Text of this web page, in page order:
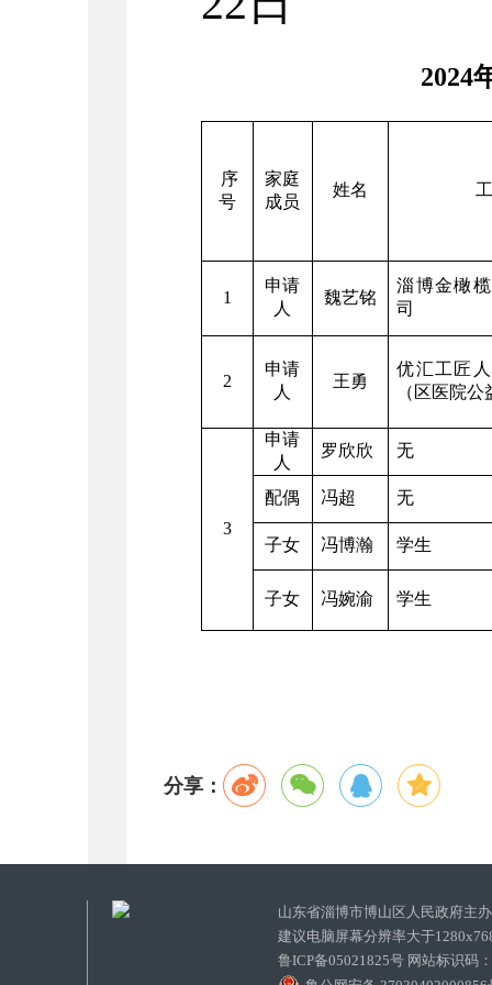
2024
序
号
家庭
成员
姓名
1
申请
人
魏艺铭
淄博金橄
司
2
申请
人
王勇
优汇工匠
（区医院公
3
申请
人
罗欣欣 无
配偶 冯超 无
子女 冯博瀚 学生
子女 冯婉渝 学生
分享：
山东省淄博市博山区人民政府
建议电脑屏幕分辨率大于
鲁ICP备05021825号 网站标识码